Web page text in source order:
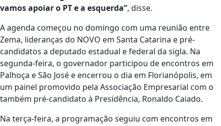
vamos apoiar o PT e a esquerda”, disse.
A agenda começou no domingo com uma reunião entre
Zema, lideranças do NOVO em Santa Catarina e pré-
candidatos a deputado estadual e federal da sigla. Na
segunda-feira, o governador participou de encontros em
Palhoça e São José e encerrou o dia em Florianópolis, em
um painel promovido pela Associação Empresarial com o
também pré-candidato à Presidência, Ronaldo Caiado.
Na terça-feira, a programação seguiu com encontros em